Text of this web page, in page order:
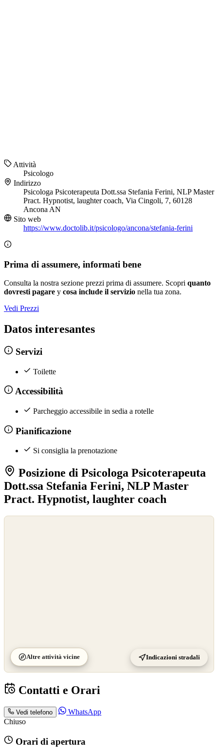
Attività
Psicologo
Indirizzo
Psicologa Psicoterapeuta Dott.ssa Stefania Ferini, NLP Master
Pract. Hypnotist, laughter coach, Via Cingoli, 7, 60128
Ancona AN
Sito web
https://www.doctolib.it/psicologo/ancona/stefania-ferini
Prima di assumere, informati bene
Consulta la nostra sezione prezzi prima di assumere. Scopri quanto
dovresti pagare y cosa include il servizio nella tua zona.
Vedi Prezzi
Datos interesantes
Servizi
Toilette
Accessibilità
Parcheggio accessibile in sedia a rotelle
Pianificazione
Si consiglia la prenotazione
Posizione di Psicologa Psicoterapeuta
Dott.ssa Stefania Ferini, NLP Master
Pract. Hypnotist, laughter coach
Altre attività vicine Indicazioni stradali
Contatti e Orari
Vedi telefono
WhatsApp
Chiuso
Orari di apertura